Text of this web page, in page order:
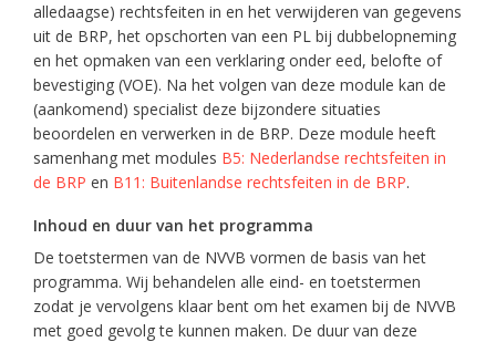
alledaagse) rechtsfeiten in en het verwijderen van gegevens
uit de BRP, het opschorten van een PL bij dubbelopneming
en het opmaken van een verklaring onder eed, belofte of
bevestiging (VOE). Na het volgen van deze module kan de
(aankomend) specialist deze bijzondere situaties
beoordelen en verwerken in de BRP. Deze module heeft
samenhang met modules B5: Nederlandse rechtsfeiten in
de BRP en B11: Buitenlandse rechtsfeiten in de BRP.
Inhoud en duur van het programma
De toetstermen van de NVVB vormen de basis van het
programma. Wij behandelen alle eind- en toetstermen
zodat je vervolgens klaar bent om het examen bij de NVVB
met goed gevolg te kunnen maken. De duur van deze